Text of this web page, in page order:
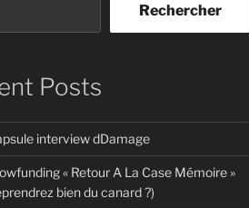
Rechercher
Posts
interview dDamage
« Retour A La Case Mémoire »
bien du canard ?)